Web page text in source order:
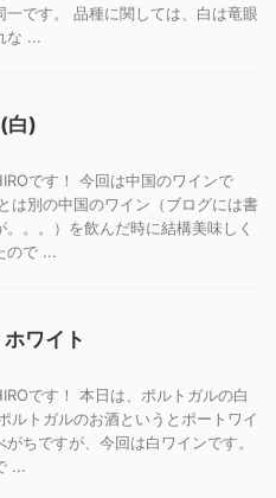
一です。 品種に関しては、白は竜眼
な ...
白)
です！ 今回は中国のワインで
は別の中国のワイン（ブログには書
。。。）を飲んだ時に結構美味しく
ので ...
ワイト
です！ 本日は、ポルトガルの白
ルトガルのお酒というとポートワイ
がちですが、今回は白ワインです。
...